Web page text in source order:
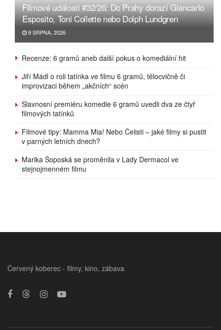
Filmové události #32/26: Do Prahy dorazí Giancarlo
Esposito, Toni Collette nebo Dolph Lundgren
9 SRPNA, 2026
Recenze: 6 gramů aneb další pokus o komediální hit
Jiří Mádl o roli tatínka ve filmu 6 gramů, tělocvičně či
improvizaci během „akčních“ scén
Slavnosní premiéru komedie 6 gramů uvedli dva ze čtyř
filmových tatínků
Filmové tipy: Mamma Mia! Nebo Čelisti – jaké filmy si pustit
v parných letních dnech?
Marika Šoposká se proměnila v Lady Dermacol ve
stejnojmenném filmu
Červený koberec - filmy, kino, zábava